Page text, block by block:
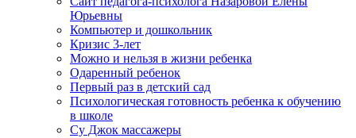
Юрьевны
Компьютер и дошкольник
Кризис 3-лет
Можно и нельзя в жизни ребенка
Одаренный ребенок
Первый раз в детский сад
Психологическая готовность ребенка к обучению
в школе
Су Джок массажеры